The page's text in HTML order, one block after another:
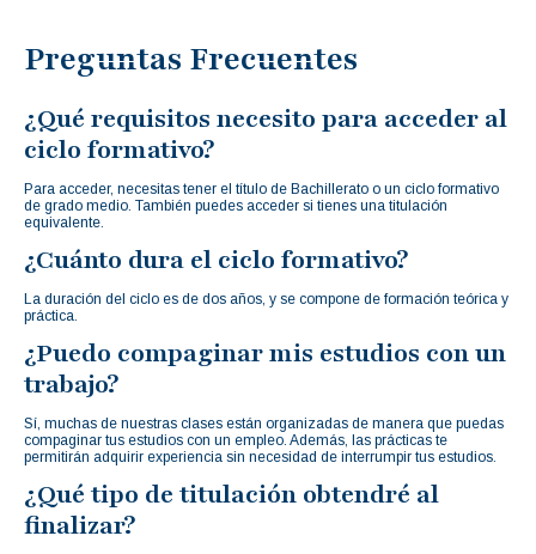
Preguntas Frecuentes
¿Qué requisitos necesito para acceder al
ciclo formativo?
Para acceder, necesitas tener el título de Bachillerato o un ciclo formativo
de grado medio. También puedes acceder si tienes una titulación
equivalente.
¿Cuánto dura el ciclo formativo?
La duración del ciclo es de dos años, y se compone de formación teórica y
práctica.
¿Puedo compaginar mis estudios con un
trabajo?
Sí, muchas de nuestras clases están organizadas de manera que puedas
compaginar tus estudios con un empleo. Además, las prácticas te
permitirán adquirir experiencia sin necesidad de interrumpir tus estudios.
¿Qué tipo de titulación obtendré al
finalizar?